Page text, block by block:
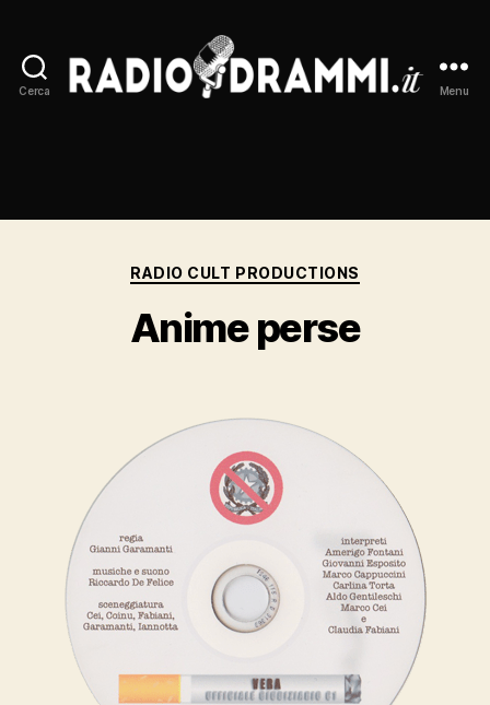
Cerca Menu
Categorie
RADIO CULT PRODUCTIONS
Anime perse